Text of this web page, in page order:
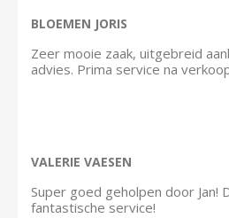
BLOEMEN JORIS
Zeer mooie zaak, uitgebreid
advies. Prima service na
VALERIE VAESEN
Super goed geholpen door Jan!
fantastische service!